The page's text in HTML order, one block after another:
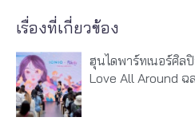
เรื่องที่เกี่ยวข้อง
ฮุนไดพาร์ทเนอร์ศิล
Love All Around ฉ